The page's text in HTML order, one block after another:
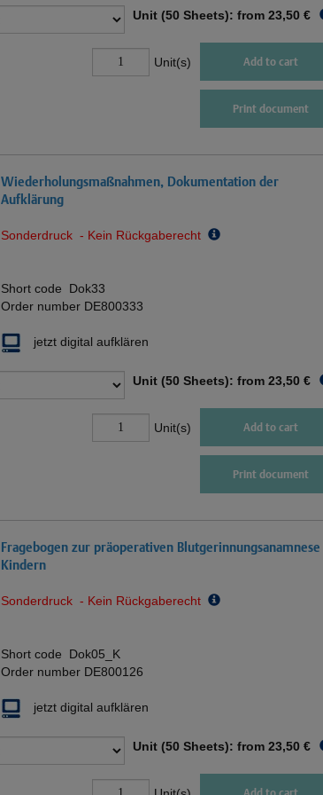
Unit (50 Sheets): from 23,50 €
Unit(s) Add to cart
Print document
Wiederholungsmaßnahmen, Dokumentation der
Aufklärung
Sonderdruck - Kein Rückgaberecht
Short code Dok33
Order number DE800333
jetzt digital aufklären
Unit (50 Sheets): from 23,50 €
Unit(s) Add to cart
Print document
Fragebogen zur präoperativen
Kindern
Sonderdruck - Kein Rückgaberecht
Short code Dok05_K
Order number DE800126
jetzt digital aufklären
Unit (50 Sheets): from 23,50 €